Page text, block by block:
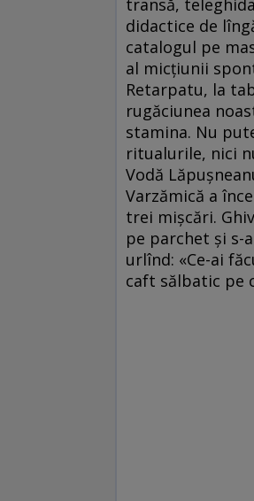
transă,
didactice de
catalogul pe
al micțiunii
Retarpatu, la
rugăciunea
stamina. Nu
ritualurile, nici
Vodă
Varzămică a
trei mișcări.
pe parchet și s-
urlînd: «Ce-ai
caft sălbatic pe